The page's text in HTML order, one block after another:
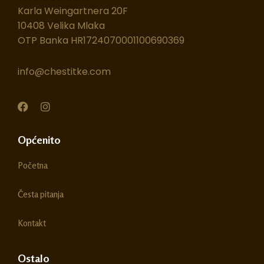
Karla Weingartnera 20F
10408 Velika Mlaka
OTP Banka HR1724070001100690369
info@chestitke.com
F
e
b
o
I
t
r
m
Općenito
Početna
Česta pitanja
Kontakt
Ostalo